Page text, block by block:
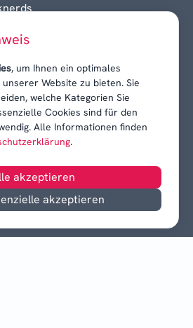
, um Ihnen ein optimales
Website zu bieten. Sie
welche Kategorien Sie
Cookies sind für den
Alle Informationen finden
.
akzeptieren
akzeptieren
& Kontroversen